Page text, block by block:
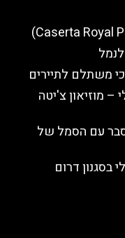
משתלם לתיירים
– מוזיאון צ'יטה
עם הסמל של
בסגנון דרום